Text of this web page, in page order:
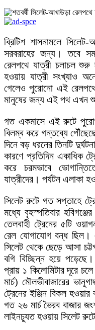
ব্রিটিশ শাসনামলে
সরবরাহের জন্য। তবে
রেলপথে যাত্রী চলাচল শুরু
হওয়ায় যাত্রী সংখ্যাও
গেলেও পুরোনো এই
মানুষের জন্য এই পথ এখন
গত একমাসে এই রুটে
বিলম্ব করে গন্তব্যে
দিনে বড় ধরনের তিনটি
কারণে প্রতিদিন একাধিক
করে চরমভাবে
যাত্রীদের। পর্যটন এলাকা
সিলেট রুটে গত সপ্তাহে
মধ্যে বৃহস্পতিবার
তেলবাহী ট্রেনের ৫টি
রেল যোগাযোগ বন্ধ
সিলেট থেকে ছেড়ে আসা
বগি বিচ্ছিন্ন হয়ে
প্রায় ১ কিলোমিটার দূরে
মার্চ) মৌলভীবাজারের
ট্রেনের ইঞ্জিন বিকল
গত ২৬ মার্চ ভৈরব বাজার
লাইনচ্যুত হওয়ায় সিলেট